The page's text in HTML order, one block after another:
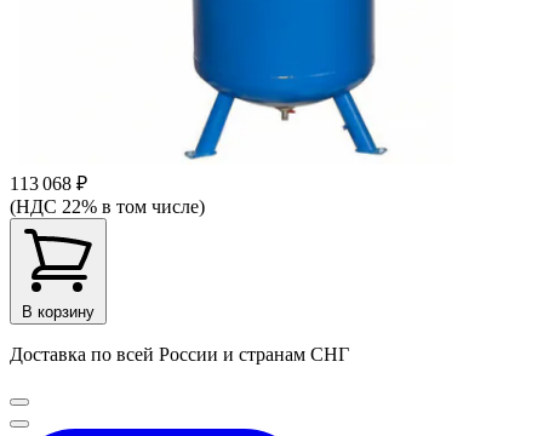
113 068 ₽
(НДС 22% в том числе)
В корзину
Доставка по всей России и странам СНГ